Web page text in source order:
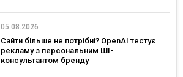
05.08.2026
Сайти більше не потрібні? OpenAI тестує
рекламу з персональним ШІ-
консультантом бренду